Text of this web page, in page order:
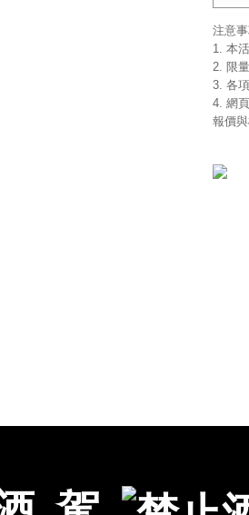
注意
1. 本
2. 限
3. 各
4. 網
報價